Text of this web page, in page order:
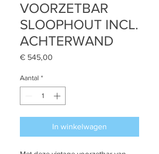
VOORZETBAR
SLOOPHOUT INCL.
ACHTERWAND
€ 545,00
Aantal *
In winkelwagen